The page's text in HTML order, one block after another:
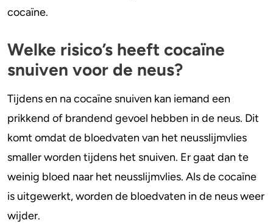
Poppers
Crack
snuiven voorkomen of herstellen?
cocaïne.
Welke risico’s heeft cocaïne
snuiven voor de neus?
Tijdens en na cocaïne snuiven kan iemand een
prikkend of brandend gevoel hebben in de neus. Dit
komt omdat de bloedvaten van het neusslijmvlies
smaller worden tijdens het snuiven. Er gaat dan te
weinig bloed naar het neusslijmvlies. Als de cocaïne
is uitgewerkt, worden de bloedvaten in de neus weer
wijder.